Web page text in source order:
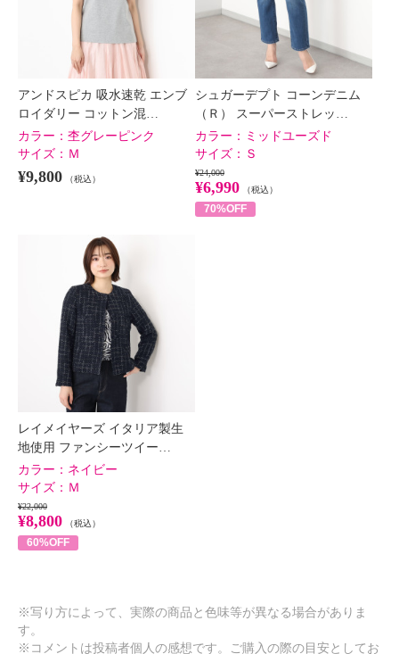
アンドスピカ 吸水速乾 エンブ
ロイダリー コットン混…
カラー： 杢グレーピンク
サイズ： Ｍ
¥9,800 （税込）
シュガーデプト コーンデニム
（Ｒ） スーパーストレッ…
カラー： ミッドユーズド
サイズ： Ｓ
¥24,000
¥6,990 （税込）
70%OFF
レイメイヤーズ イタリア製生
地使用 ファンシーツイー…
カラー： ネイビー
サイズ： Ｍ
¥22,000
¥8,800 （税込）
60%OFF
※写り方によって、実際の商品と色味等が異なる場合がありま
す。
※コメントは投稿者個人の感想です。ご購入の際の目安としてお